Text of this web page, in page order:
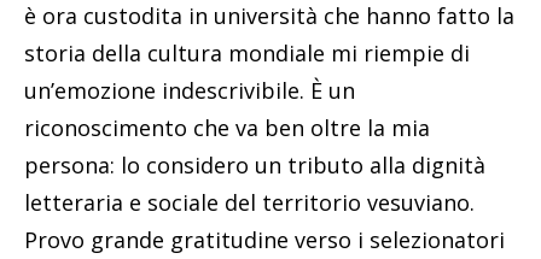
è ora custodita in università che hanno fatto la
storia della cultura mondiale mi riempie di
un’emozione indescrivibile. È un
riconoscimento che va ben oltre la mia
persona: lo considero un tributo alla dignità
letteraria e sociale del territorio vesuviano.
Provo grande gratitudine verso i selezionatori